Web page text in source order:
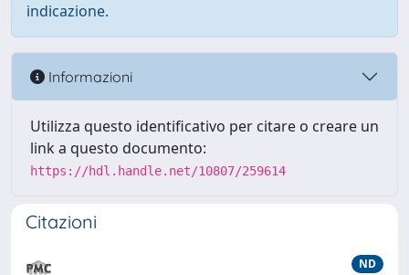
indicazione.
Informazioni
Utilizza questo identificativo per citare o creare un
link a questo documento:
https://hdl.handle.net/10807/259614
Citazioni
ND